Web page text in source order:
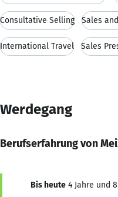
Consultative Selling Sales
International Travel Sales
Werdegang
Berufserfahrung von
Bis heute 4 Jahre und